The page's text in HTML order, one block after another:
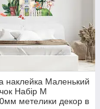
наклейка Маленький
Набір М
метелики декор в